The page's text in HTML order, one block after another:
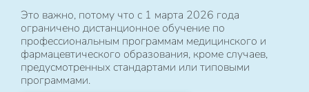
Это важно, потому что с 1 марта 2026 года
ограничено дистанционное обучение по
профессиональным программам медицинского и
фармацевтического образования, кроме случаев,
предусмотренных стандартами или типовыми
программами.